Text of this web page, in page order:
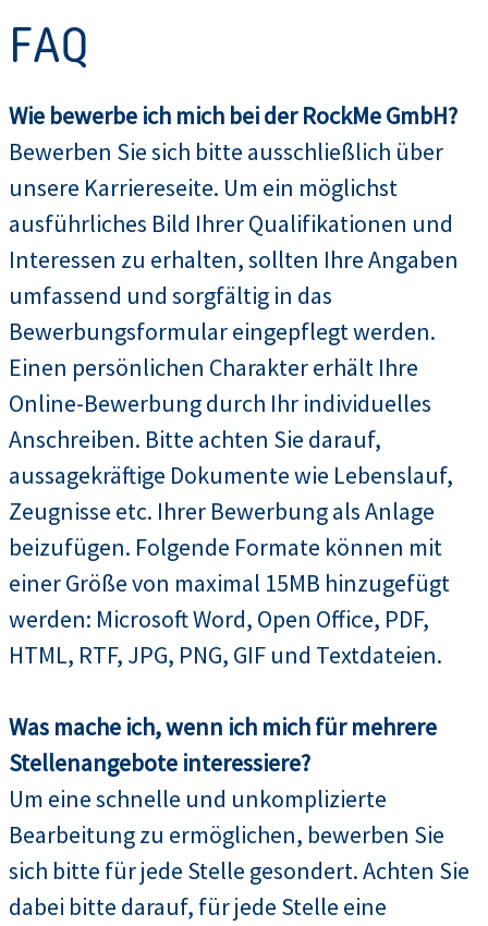
FAQ
Wie bewerbe ich mich bei der RockMe GmbH?
Bewerben Sie sich bitte ausschließlich über
unsere Karriereseite. Um ein möglichst
ausführliches Bild Ihrer Qualifikationen und
Interessen zu erhalten, sollten Ihre Angaben
umfassend und sorgfältig in das
Bewerbungsformular eingepflegt werden.
Einen persönlichen Charakter erhält Ihre
Online-Bewerbung durch Ihr individuelles
Anschreiben. Bitte achten Sie darauf,
aussagekräftige Dokumente wie Lebenslauf,
Zeugnisse etc. Ihrer Bewerbung als Anlage
beizufügen. Folgende Formate können mit
einer Größe von maximal 15MB hinzugefügt
werden: Microsoft Word, Open Office, PDF,
HTML, RTF, JPG, PNG, GIF und Textdateien.
Was mache ich, wenn ich mich für mehrere
Stellenangebote interessiere?
Um eine schnelle und unkomplizierte
Bearbeitung zu ermöglichen, bewerben Sie
sich bitte für jede Stelle gesondert. Achten Sie
dabei bitte darauf, für jede Stelle eine